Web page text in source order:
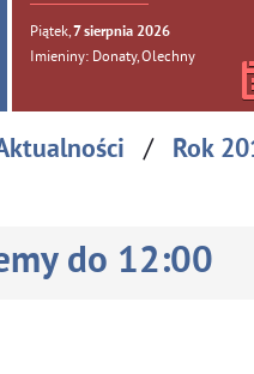
Piątek, 7sierpnia 2026
Imieniny: Donaty, Olechny
/ Rok
do 12:00